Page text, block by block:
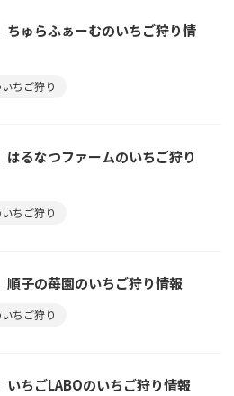
ちゅらふぁーむのいちご狩り情
ちご狩り
はるなつファームのいちご狩り
ちご狩り
順子の苺園のいちご狩り情報
ちご狩り
いちごLABOのいちご狩り情報